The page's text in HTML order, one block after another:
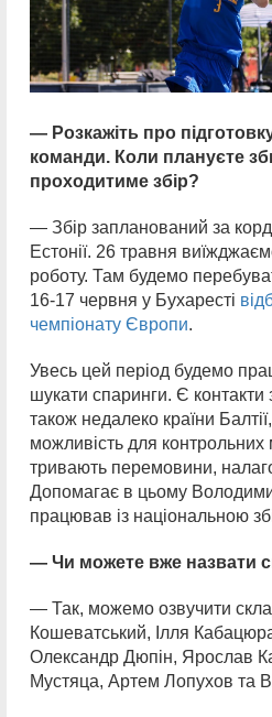
— Розкажіть про
команди. Коли плануєте
проходитиме збір?
— Збір запланований за
Естонії. 26 травня
роботу. Там будемо
16-17 червня у Бухаресті
чемпіонату Європи.
Увесь цей період будемо
шукати спаринги. Є контакти
також недалеко країни
можливість для
тривають перемовини,
Допомагає в цьому
працював із національною
— Чи можете вже назвати
— Так, можемо озвучити
Кошеватський, Ілля
Олександр Дюпін, Ярослав
Мустяца, Артем Лопухов та